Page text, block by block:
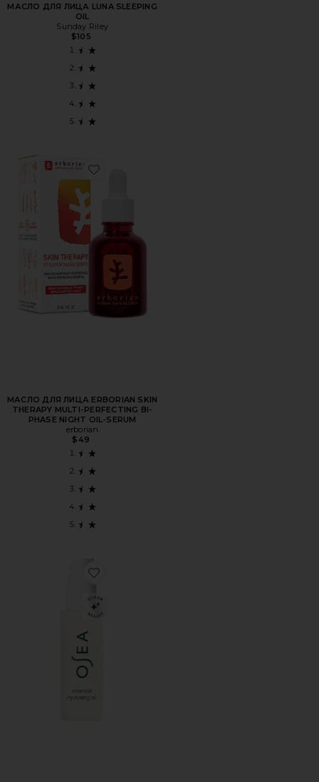
МАСЛО ДЛЯ ЛИЦА LUNA SLEEPING
OIL
Sunday Riley
$105
Favorite МАСЛО ДЛЯ ЛИЦА ERBORIAN SKIN THERAPY
МАСЛО ДЛЯ ЛИЦА ERBORIAN SKIN
THERAPY MULTI-PERFECTING BI-
PHASE NIGHT OIL-SERUM
erborian
$49
Favorite МАСЛО ДЛЯ ЛИЦА ESSENTIAL